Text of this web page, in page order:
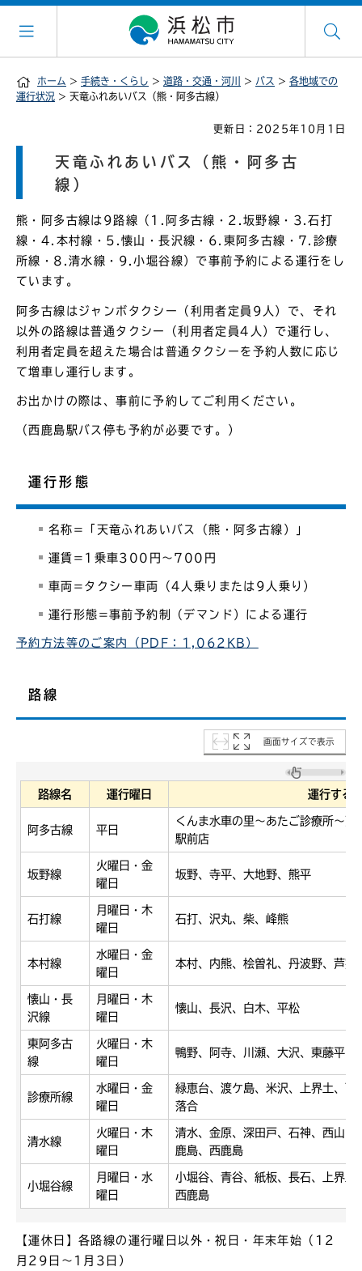
ホーム > 手続き・くらし > 道路・交通・河川 > バス > 各地域での
運行状況 > 天竜ふれあいバス（熊・阿多古線）
更新日：2025年10月1日
天竜ふれあいバス（熊・阿多古
線）
熊・阿多古線は9路線（1.阿多古線・2.坂野線・3.石打
線・4.本村線・5.懐山・長沢線・6.東阿多古線・7.診療
所線・8.清水線・9.小堀谷線）で事前予約による運行をし
ています。
阿多古線はジャンボタクシー（利用者定員9人）で、それ
以外の路線は普通タクシー（利用者定員4人）で運行し、
利用者定員を超えた場合は普通タクシーを予約人数に応じ
て増車し運行します。
お出かけの際は、事前に予約してご利用ください。
（西鹿島駅バス停も予約が必要です。）
運行形態
名称=「天竜ふれあいバス（熊・阿多古線）」
運賃=1乗車300円～700円
車両=タクシー車両（4人乗りまたは9人乗り）
運行形態=事前予約制（デマンド）による運行
予約方法等のご案内（PDF：1,062KB）
路線
画面サイズで表示
路線名 運行曜日 運行する
阿多古線 平日
くんま水車の里～あたご診療所～
駅前店
坂野線
火曜日・金
曜日
坂野、寺平、大地野、熊平
石打線
月曜日・木
曜日
石打、沢丸、柴、峰熊
本村線
水曜日・金
曜日
本村、内熊、桧曽礼、丹波野、芦窪
懐山・長
沢線
月曜日・木
曜日
懐山、長沢、白木、平松
東阿多古
線
火曜日・木
曜日
鴨野、阿寺、川瀬、大沢、東藤平、
診療所線
水曜日・金
曜日
緑恵台、渡ケ島、米沢、上界土、
落合
清水線
火曜日・木
曜日
清水、金原、深田戸、石神、西山
鹿島、西鹿島
小堀谷線
月曜日・水
曜日
小堀谷、青谷、紙板、長石、上界
西鹿島
【運休日】各路線の運行曜日以外・祝日・年末年始（12
月29日～1月3日）